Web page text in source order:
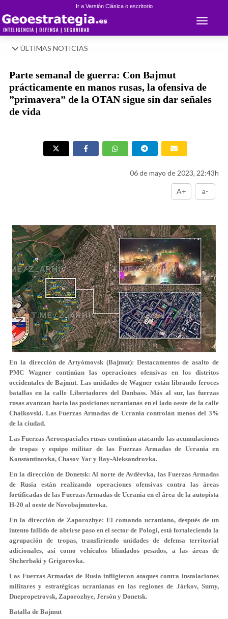
Ir a Versión Clásica o escritorio
Toggle
ÚLTIMAS NOTICIAS
Parte semanal de guerra: Con Bajmut
prácticamente en manos rusas, la ofensiva de
”primavera” de la OTAN sigue sin dar señales
de vida
06 de mayo de 2023, 22:43h
A+ a-
En la dirección de Artyómovsk (Bajmut): Destacamentos de asalto de
PMC Wagner continúan las operaciones ofensivas en los distritos
occidentales de Bajmut. Las unidades de Wagner están librando feroces
batallas en la calle Libertadores del Donbass. Más al sur, las fuerzas
rusas avanzan hacia las posiciones ucranianas en el lado oeste de la calle
Chaikovski. Las Fuerzas Armadas de Ucrania controlan menos del 3%
de la ciudad.
Las Fuerzas Aeroespaciales rusas continúan atacando las acumulaciones
de tropas y equipo militar de las Fuerzas Armadas de Ucrania en
Konstantinovka, Chasov Yar y Ray-Aleksandrovka.
En la dirección de Donetsk: Al norte de Avdéevka, las Fuerzas Armadas
de Rusia están realizando operaciones ofensivas contra las áreas
fortificadas de las Fuerzas Armadas de Ucrania en el área de la autopista
H-20 al oeste de Novobajmutovka.
En la dirección de Zaporozhye: El comando ucraniano, después de un
intento fallido de abrirse paso en el sector de Pologi, está fortaleciendo la
agrupación de tropas, transfiriendo unidades de defensa territorial
adicionales, así como vehículos blindados pesados, a las áreas de
Shcherbaki y Grigorovka.
Las Fuerzas Armadas de Rusia infligieron ataques contra instalaciones
militares y estratégicas ucranianas en las regiones de Járkov, Sumy,
Dnepropetrovsk, Zaporozhye, Jersón y Donetsk.
Batalla de Bajmut